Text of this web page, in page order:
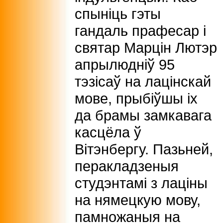
спыніць гэты
гандаль прафесар і
святар Марцін Лютэр
апрылюдніў 95
тэзісаў на лацінскай
мове, прыбіўшы іх
да брамы замкавага
касцёла ў
Вітэнбергу. Пазьней,
перакладзеныя
студэнтамі з лаціны
на нямецкую мову,
памножаныя на